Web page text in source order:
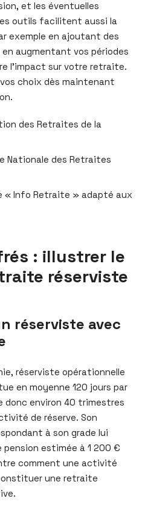
et les éventuelles
outils facilitent aussi la
exemple en ajoutant des
augmentant vos périodes
l’impact sur votre retraite.
choix dès maintenant
des Retraites de la
Nationale des Retraites
« Info Retraite » adapté aux
: illustrer le
réserviste
réserviste avec
réserviste opérationnelle
en moyenne 120 jours par
donc environ 40 trimestres
de réserve. Son
à son grade lui
estimée à 1 200 €
comment une activité
une retraite